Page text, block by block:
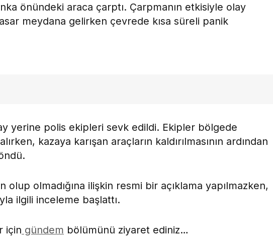
önündeki araca çarptı. Çarpmanın etkisiyle olay
meydana gelirken çevrede kısa süreli panik
yerine polis ekipleri sevk edildi. Ekipler bölgede
kazaya karışan araçların kaldırılmasının ardından
olup olmadığına ilişkin resmi bir açıklama yapılmazken,
ilgili inceleme başlattı.
için gündem bölümünü ziyaret ediniz…